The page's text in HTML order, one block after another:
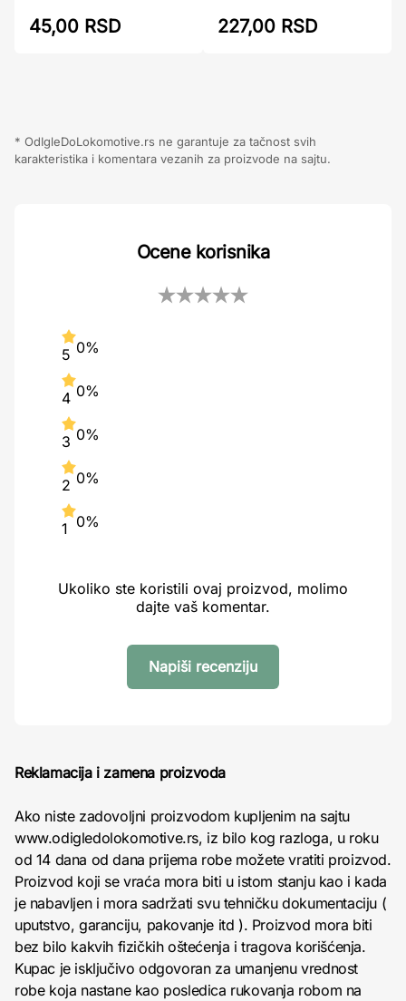
45,00 RSD 227,00 RSD
* OdIgleDoLokomotive.rs ne garantuje za tačnost svih
karakteristika i komentara vezanih za proizvode na sajtu.
Ocene korisnika
5 0%
4 0%
3 0%
2 0%
1 0%
Ukoliko ste koristili ovaj proizvod, molimo
dajte vaš komentar.
Napiši recenziju
Reklamacija i zamena proizvoda
Ako niste zadovoljni proizvodom kupljenim na sajtu
www.odigledolokomotive.rs, iz bilo kog razloga, u roku
od 14 dana od dana prijema robe možete vratiti proizvod.
Proizvod koji se vraća mora biti u istom stanju kao i kada
je nabavljen i mora sadržati svu tehničku dokumentaciju (
uputstvo, garanciju, pakovanje itd ). Proizvod mora biti
bez bilo kakvih fizičkih oštećenja i tragova korišćenja.
Kupac je isključivo odgovoran za umanjenu vrednost
robe koja nastane kao posledica rukovanja robom na